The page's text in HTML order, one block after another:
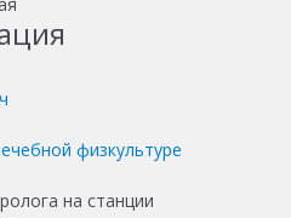
физкультуре